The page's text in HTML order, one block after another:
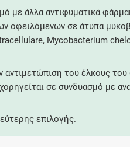
με άλλα αντιφυματικά
οφειλόμενων σε άτυπα
Mycobacterium
του έλκους
σε συνδυασμό με
επιλογής.